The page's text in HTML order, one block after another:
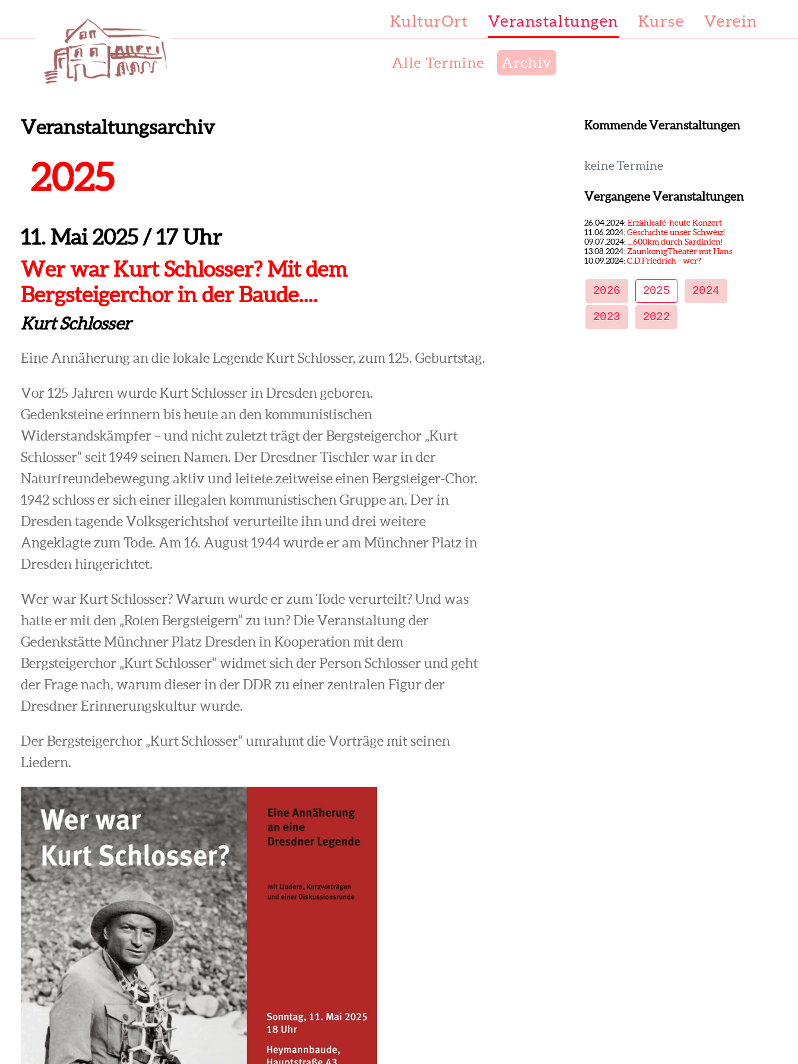
KulturOrt Veranstaltungen Kurse Verein
Alle Termine Archiv
Veranstaltungsarchiv
2025
11. Mai 2025 / 17 Uhr
Wer war Kurt Schlosser? Mit dem
Bergsteigerchor in der Baude....
Kurt Schlosser
Eine Annäherung an die lokale Legende Kurt Schlosser, zum 125. Geburtstag.
Vor 125 Jahren wurde Kurt Schlosser in Dresden geboren.
Gedenksteine erinnern bis heute an den kommunistischen
Widerstandskämpfer – und nicht zuletzt trägt der Bergsteigerchor „Kurt
Schlosser“ seit 1949 seinen Namen. Der Dresdner Tischler war in der
Naturfreundebewegung aktiv und leitete zeitweise einen Bergsteiger-Chor.
1942 schloss er sich einer illegalen kommunistischen Gruppe an. Der in
Dresden tagende Volksgerichtshof verurteilte ihn und drei weitere
Angeklagte zum Tode. Am 16. August 1944 wurde er am Münchner Platz in
Dresden hingerichtet.
Wer war Kurt Schlosser? Warum wurde er zum Tode verurteilt? Und was
hatte er mit den „Roten Bergsteigern“ zu tun? Die Veranstaltung der
Gedenkstätte Münchner Platz Dresden in Kooperation mit dem
Bergsteigerchor „Kurt Schlosser“ widmet sich der Person Schlosser und geht
der Frage nach, warum dieser in der DDR zu einer zentralen Figur der
Dresdner Erinnerungskultur wurde.
Der Bergsteigerchor „Kurt Schlosser“ umrahmt die Vorträge mit seinen
Liedern.
Kommende Veranstaltungen
keine Termine
Vergangene Veranstaltungen
26.04.2024:Erzählcafé-heute Konzert
11.06.2024:Geschichte unser Schweiz!
09.07.2024:...600km durch Sardinien!
13.08.2024:ZaunkönigTheater mit Hans
10.09.2024:C.D.Friedrich - wer?
2026 2025
2024
2023
2022